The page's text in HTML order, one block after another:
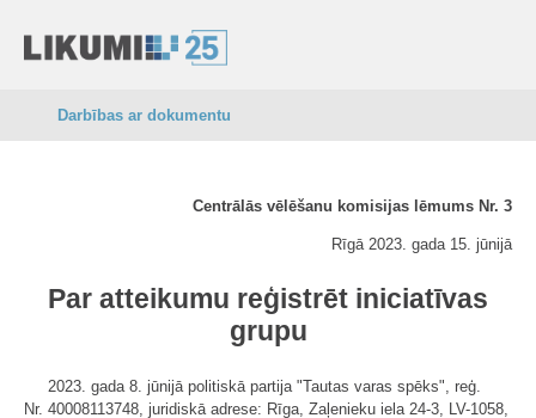
Darbības ar dokumentu
Centrālās vēlēšanu komisijas lēmums Nr. 3
Rīgā 2023. gada 15. jūnijā
Par atteikumu reģistrēt iniciatīvas
grupu
2023. gada 8. jūnijā politiskā partija "Tautas varas spēks", reģ.
Nr. 40008113748, juridiskā adrese: Rīga, Zaļenieku iela 24-3, LV-1058,